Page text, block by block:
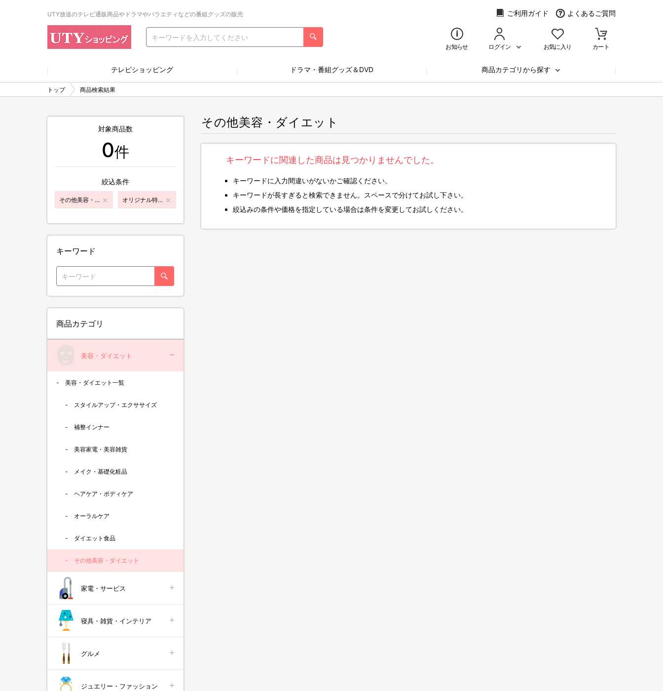
UTY放送のテレビ通販商品やドラマやバラエティなどの番組グッズの販売 ご利用ガイド よくあるご質問
お知らせ ログイン お気に入り カート
テレビショッピング ドラマ・番組グッズ＆DVD 商品カテゴリから探す
トップ 商品検索結果
その他美容・ダイエット
キーワードに関連した商品は見つかりませんでした。
キーワードに入力間違いがないかご確認ください。
キーワードが長すぎると検索できません。スペースで分けてお試し下さい。
絞込みの条件や価格を指定している場合は条件を変更してお試しください。
対象商品数
0件
絞込条件
その他美容・ダイエット オリジナル特典付き
キーワード
商品カテゴリ
美容・ダイエット
美容・ダイエット一覧
スタイルアップ・エクササイズ
補整インナー
美容家電・美容雑貨
メイク・基礎化粧品
ヘアケア・ボディケア
オーラルケア
ダイエット食品
その他美容・ダイエット
家電・サービス
寝具・雑貨・インテリア
グルメ
ジュエリー・ファッション